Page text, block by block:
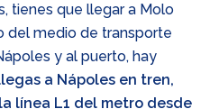
tienes que llegar a Molo
del medio de transporte
y al puerto, hay
a Nápoles en tren,
línea L1 del metro desde